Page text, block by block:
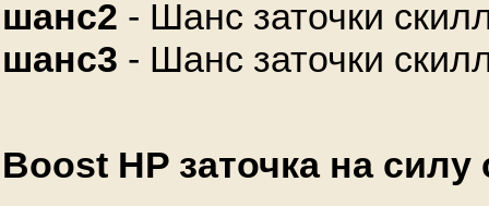
шанс2 - Шанс заточки
шанс3 - Шанс заточки
Boost HP заточка на силу